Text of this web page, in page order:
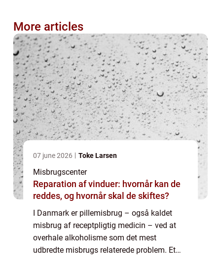
More articles
07 june 2026 Toke Larsen
Misbrugscenter
Reparation af vinduer: hvornår kan de
reddes, og hvornår skal de skiftes?
I Danmark er pillemisbrug – også kaldet
misbrug af receptpligtig medicin – ved at
overhale alkoholisme som det mest
udbredte misbrugs relaterede problem. Et